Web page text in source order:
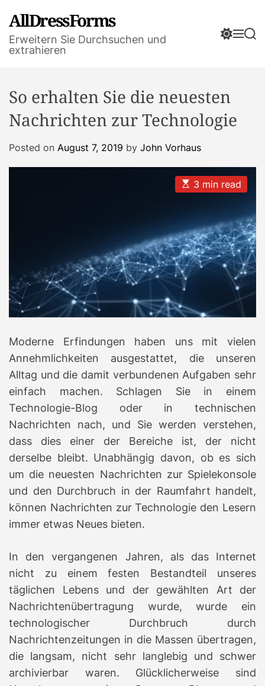
AllDressForms
Erweitern Sie Durchsuchen und
extrahieren
S
h
c
o
l
o
d
M S
So erhalten Sie die neuesten
Nachrichten zur Technologie
Posted on August 7, 2019 by John Vorhaus
E
s
a
t
e
d
r
e
a
t
i
3 min read
Moderne Erfindungen haben uns mit vielen
Annehmlichkeiten ausgestattet, die unseren
Alltag und die damit verbundenen Aufgaben sehr
einfach machen. Schlagen Sie in einem
Technologie-Blog oder in technischen
Nachrichten nach, und Sie werden verstehen,
dass dies einer der Bereiche ist, der nicht
derselbe bleibt. Unabhängig davon, ob es sich
um die neuesten Nachrichten zur Spielekonsole
und den Durchbruch in der Raumfahrt handelt,
können Nachrichten zur Technologie den Lesern
immer etwas Neues bieten.
In den vergangenen Jahren, als das Internet
nicht zu einem festen Bestandteil unseres
täglichen Lebens und der gewählten Art der
Nachrichtenübertragung wurde, wurde ein
technologischer Durchbruch durch
Nachrichtenzeitungen in die Massen übertragen,
die langsam, nicht sehr langlebig und schwer
archivierbar waren. Glücklicherweise sind